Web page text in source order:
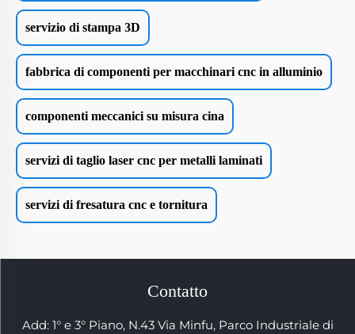
servizio di stampa 3D
fabbrica di componenti per macchinari cnc in alluminio
componenti meccanici su misura cina
servizi di taglio laser cnc per metalli laminati
servizi di fresatura cnc e tornitura
Contatto
Add: 1° e 3° Piano, N.43 Via Minfu, Parco Industriale di